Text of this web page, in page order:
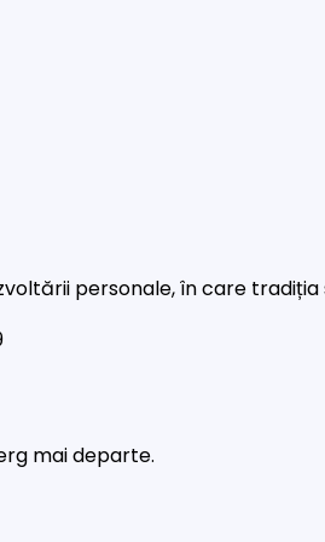
personale, în care
mai departe.